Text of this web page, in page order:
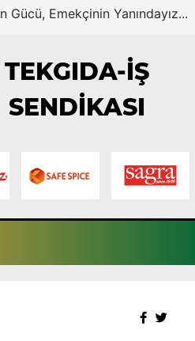
Gücü, Emekçinin Yanındayız...
TEKGIDA-İŞ
SENDİKASI